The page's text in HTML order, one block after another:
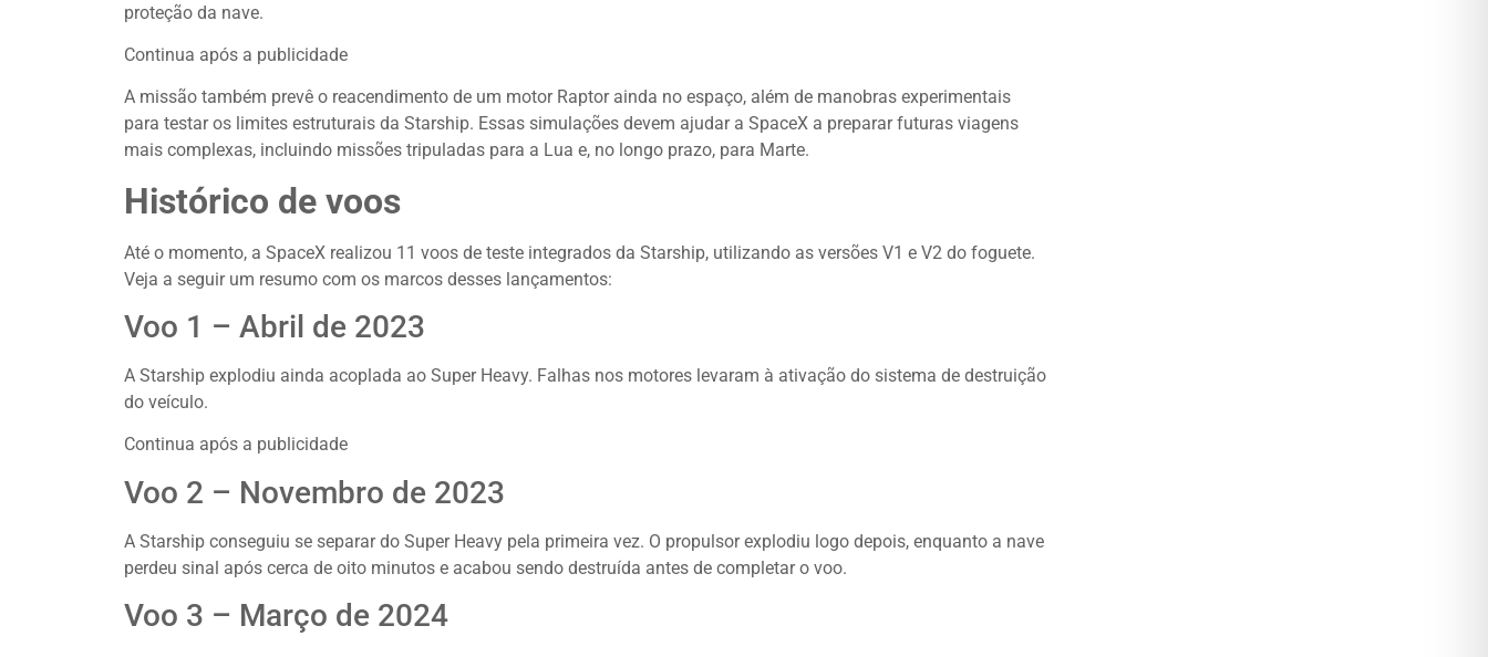
proteção da nave.
Continua após a publicidade
A missão também prevê o reacendimento de um motor Raptor ainda no espaço, além de manobras experimentais
para testar os limites estruturais da Starship. Essas simulações devem ajudar a SpaceX a preparar futuras viagens
mais complexas, incluindo missões tripuladas para a Lua e, no longo prazo, para Marte.
Histórico de voos
Até o momento, a SpaceX realizou 11 voos de teste integrados da Starship, utilizando as versões V1 e V2 do foguete.
Veja a seguir um resumo com os marcos desses lançamentos:
Voo 1 – Abril de 2023
A Starship explodiu ainda acoplada ao Super Heavy. Falhas nos motores levaram à ativação do sistema de destruição
do veículo.
Continua após a publicidade
Voo 2 – Novembro de 2023
A Starship conseguiu se separar do Super Heavy pela primeira vez. O propulsor explodiu logo depois, enquanto a nave
perdeu sinal após cerca de oito minutos e acabou sendo destruída antes de completar o voo.
Voo 3 – Março de 2024